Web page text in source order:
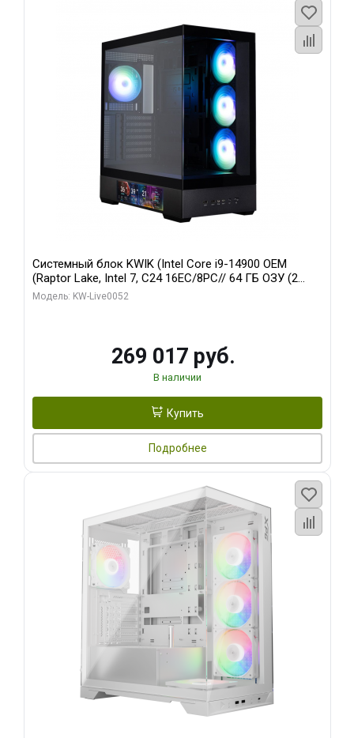
Системный блок KWIK (Intel Core i9-14900 OEM
(Raptor Lake, Intel 7, C24 16EC/8PC// 64 ГБ ОЗУ (2
модуля)/ Palit RTX5080 GAMINGPRO OC 16GB GDDR7
Модель: KW-Live0052
269 017 руб.
В наличии
Купить
Подробнее